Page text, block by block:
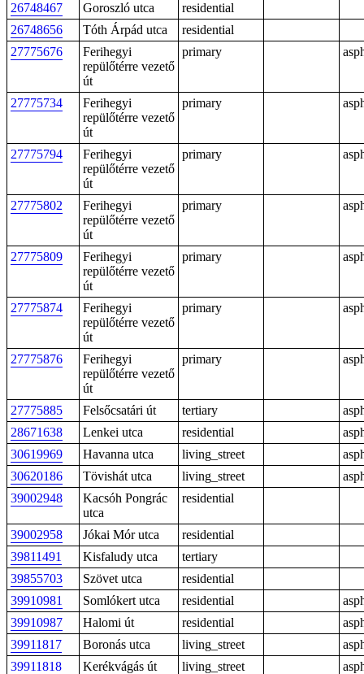
26748467 Goroszló utca
residential
26748656
Tóth Árpád utca
residential
27775676
Ferihegyi
repülőtérre vezető
út
primary
27775734
Ferihegyi
repülőtérre vezető
út
primary
27775794
Ferihegyi
repülőtérre vezető
út
primary
27775802
Ferihegyi
repülőtérre vezető
út
primary
27775809
Ferihegyi
repülőtérre vezető
út
primary
27775874
Ferihegyi
repülőtérre vezető
út
primary
27775876
Ferihegyi
repülőtérre vezető
út
primary
27775885 Felsőcsatári út tertiary
28671638
Lenkei utca residential
30619969
Havanna utca living_street
30620186
Tövishát utca living_street
39002948
Kacsóh Pongrác
utca
residential
39002958 Jókai Mór utca
residential
39811491
Kisfaludy utca
tertiary
39855703
Szövet utca
residential
39910981
Somlókert utca residential
39910987
Halomi út residential
39911817
Boronás utca living_street
39911818
Kerékvágás út living_street